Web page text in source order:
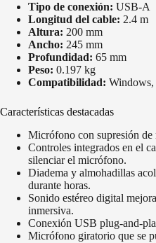
Tipo de conexión: USB-A
Longitud del cable: 2.4 m
Altura: 200 mm
Ancho: 245 mm
Profundidad: 65 mm
Peso: 0.197 kg
Compatibilidad: Windows,
Características destacadas
Micrófono con supresión de
Controles integrados en el
silenciar el micrófono.
Diadema y almohadillas
durante horas.
Sonido estéreo digital
inmersiva.
Conexión USB plug-and-
Micrófono giratorio que se